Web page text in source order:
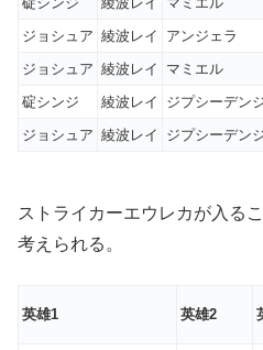
ジョシュア 綾波レイ アンジェラ
ジョシュア 綾波レイ マミエル
碇シンジ
綾波レイ ジプシーデン
ジョシュア 綾波レイ ジプシーデン
ストライカーエウレカが入る
考えられる。
英雄1 英雄2